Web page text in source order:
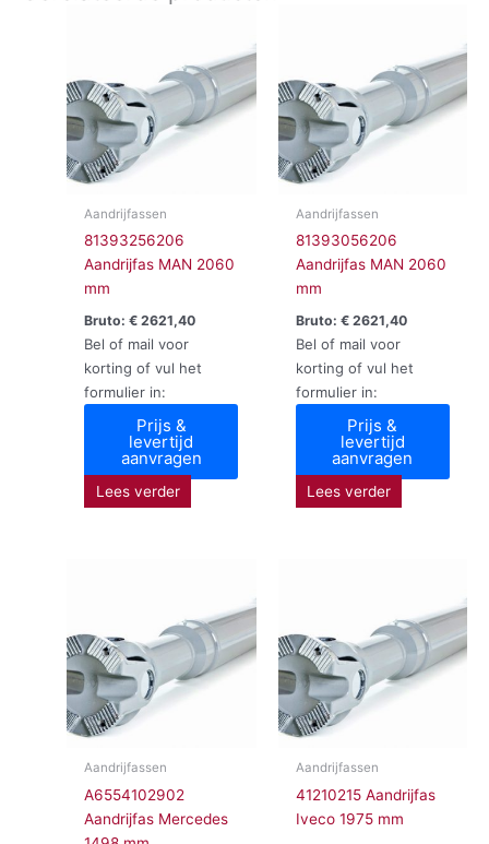
Aandrijfassen
81393256206
Aandrijfas MAN 2060
mm
Bruto:€ 2621,40
Bel of mail voor
korting of vul het
formulier in:
Prijs &
levertijd
aanvragen
Lees verder
Aandrijfassen
81393056206
Aandrijfas MAN 2060
mm
Bruto: €2621,40
Bel of mail voor
korting of vul het
formulier in:
Prijs &
levertijd
aanvragen
Lees verder
Aandrijfassen
A6554102902
Aandrijfas Mercedes
Aandrijfassen
41210215 Aandrijfas
Iveco 1975 mm